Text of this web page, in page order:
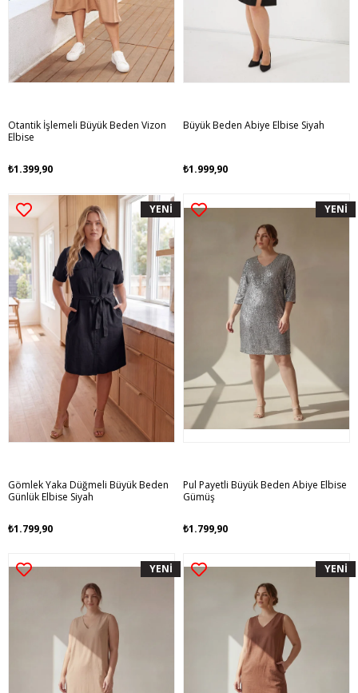
Otantik İşlemeli Büyük Beden Vizon
Elbise
₺1.399,90
Büyük Beden Abiye Elbise Siyah
₺1.999,90
Gömlek Yaka Düğmeli Büyük Beden
Günlük Elbise Siyah
₺1.799,90
YENİ
Pul Payetli Büyük Beden Abiye Elbise
Gümüş
₺1.799,90
YENİ
YENİ YENİ